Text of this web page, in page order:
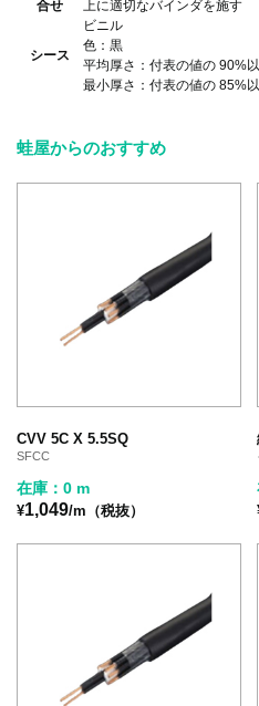
合せ 上に適切なバインダを施す
シース
ビニル
色：黒
平均厚さ：付表の値の 90%
最小厚さ：付表の値の 85%
蛙屋からのおすすめ
CVV 5C X 5.5SQ
SFCC
在庫：0 m
¥1,049/m（税抜）